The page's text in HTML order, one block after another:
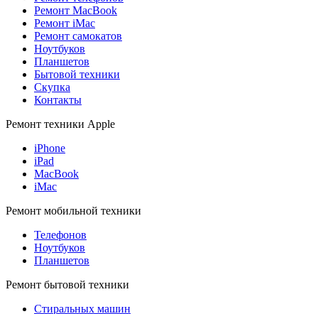
Ремонт MacBook
Ремонт iMac
Ремонт самокатов
Ноутбуков
Планшетов
Бытовой техники
Скупка
Контакты
Ремонт техники Apple
iPhone
iPad
MacBook
iMac
Ремонт мобильной техники
Телефонов
Ноутбуков
Планшетов
Ремонт бытовой техники
Стиральных машин